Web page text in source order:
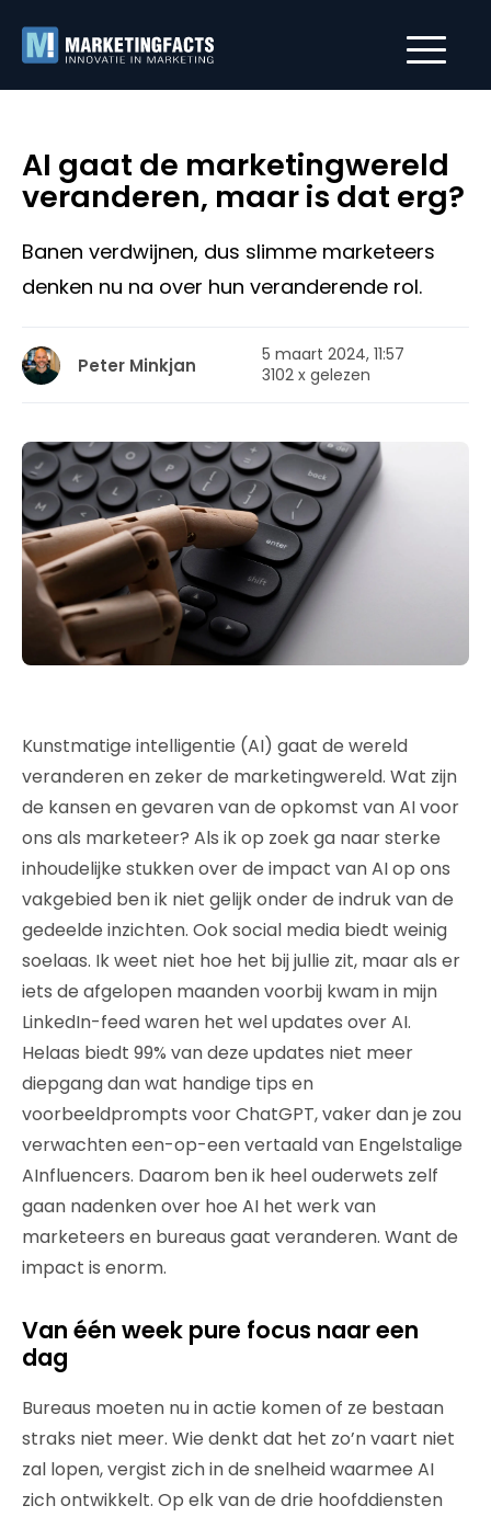
AI gaat de marketingwereld
veranderen, maar is dat erg?
Banen verdwijnen, dus slimme marketeers
denken nu na over hun veranderende rol.
Peter Minkjan
5 maart 2024, 11:57
3102 x gelezen
Kunstmatige intelligentie (AI) gaat de wereld
veranderen en zeker de marketingwereld. Wat zijn
de kansen en gevaren van de opkomst van AI voor
ons als marketeer? Als ik op zoek ga naar sterke
inhoudelijke stukken over de impact van AI op ons
vakgebied ben ik niet gelijk onder de indruk van de
gedeelde inzichten. Ook social media biedt weinig
soelaas. Ik weet niet hoe het bij jullie zit, maar als er
iets de afgelopen maanden voorbij kwam in mijn
LinkedIn-feed waren het wel updates over AI.
Helaas biedt 99% van deze updates niet meer
diepgang dan wat handige tips en
voorbeeldprompts voor ChatGPT, vaker dan je zou
verwachten een-op-een vertaald van Engelstalige
AInfluencers. Daarom ben ik heel ouderwets zelf
gaan nadenken over hoe AI het werk van
marketeers en bureaus gaat veranderen. Want de
impact is enorm.
Van één week pure focus naar een
dag
Bureaus moeten nu in actie komen of ze bestaan
straks niet meer. Wie denkt dat het zo’n vaart niet
zal lopen, vergist zich in de snelheid waarmee AI
zich ontwikkelt. Op elk van de drie hoofddiensten